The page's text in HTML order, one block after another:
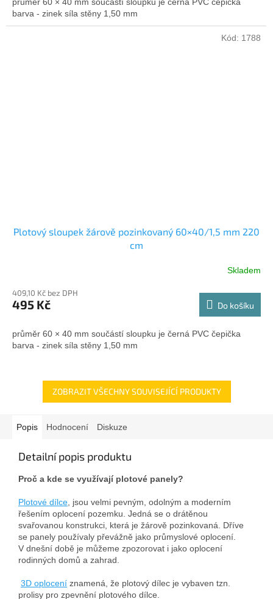
barva - zinek síla stěny 1,50 mm
Plotový sloupek žárově pozinkovaný 60×40/1,5 mm 220
cm
Skladem
409,10 Kč bez DPH
495 Kč Do košíku
průměr 60 × 40 mm součástí sloupku je černá PVC čepička
barva - zinek síla stěny 1,50 mm
Kód: 1788
ZOBRAZIT VŠECHNY SOUVISEJÍCÍ PRODUKTY
Popis Hodnocení Diskuze
Detailní popis produktu
Proč a kde se využívají plotové panely?
Plotové dílce, jsou velmi pevným, odolným a moderním
řešením oplocení pozemku. Jedná se o drátěnou
svařovanou konstrukci, která je žárově pozinkovaná. Dříve
se panely používaly převážně jako průmyslové oplocení.
V dnešní době je můžeme zpozorovat i jako oplocení
rodinných domů a zahrad.
3D oplocení znamená, že plotový dílec je vybaven tzn.
prolisy pro zpevnění plotového dílce.